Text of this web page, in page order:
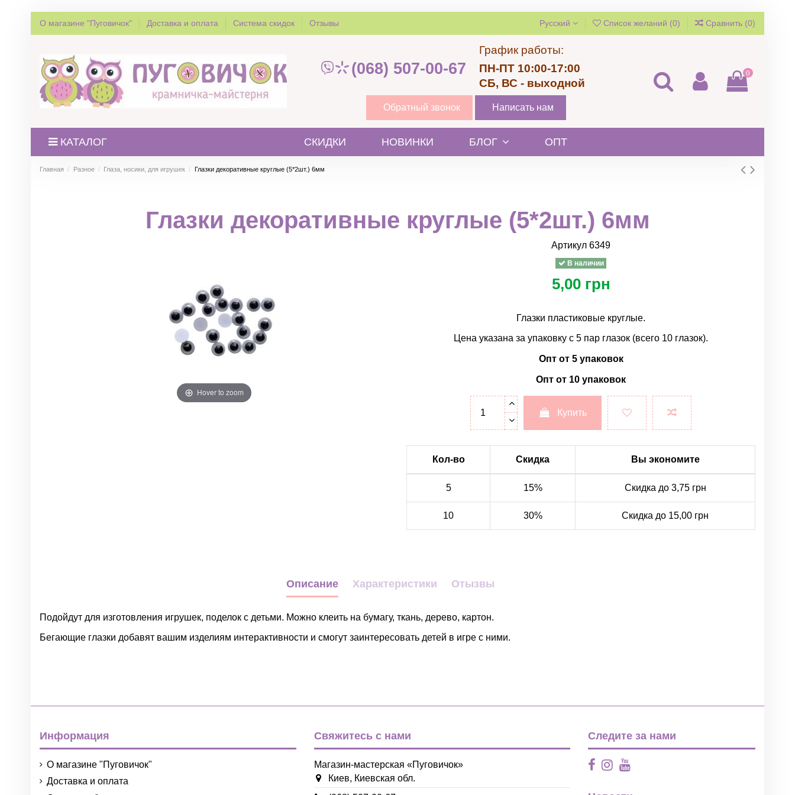
О магазине "Пуговичок" Доставка и оплата Система скидок Отзывы Русский Список желаний (0) Сравнить (0)
(068) 507-00-67
График работы:
ПН-ПТ 10:00-17:00
СБ, ВС - выходной
Обратный звонок Написать нам
0
КАТАЛОГ СКИДКИ НОВИНКИ БЛОГ ОПТ
Главная Разное Глаза, носики, для игрушек Глазки декоративные круглые (5*2шт.) 6мм
Глазки декоративные круглые (5*2шт.) 6мм
Hover to zoom
Артикул 6349
В наличии
5,00 грн
Глазки пластиковые круглые.
Цена указана за упаковку с 5 пар глазок (всего 10 глазок).
Опт от 5 упаковок
Опт от 10 упаковок
Купить
Кол-во Скидка Вы экономите
5 15% Скидка до 3,75 грн
10 30% Скидка до 15,00 грн
Описание Характеристики Отызвы
Подойдут для изготовления игрушек, поделок с детьми. Можно клеить на бумагу, ткань, дерево, картон.
Бегающие глазки добавят вашим изделиям интерактивности и смогут заинтересовать детей в игре с ними.
Материал Пластмасса
Страна Китай
Все для игрушек и украшений. Тип товара
Глазки, носики для игрушек
Для игрушек
Информация
О магазине "Пуговичок"
Доставка и оплата
Свяжитесь с нами
Магазин-мастерская «Пуговичок»
Киев, Киевская обл.
Следите за нами